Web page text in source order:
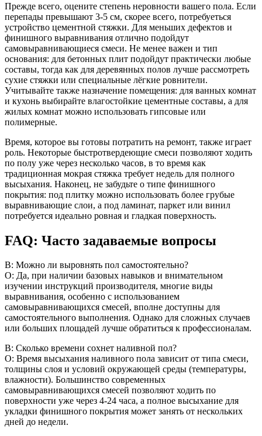
Прежде всего, оцените степень неровности вашего пола. Если
перепады превышают 3-5 см, скорее всего, потребуеться
устройство цементной стяжки. Для меньших дефектов и
финишного выравнивания отлично подойдут
самовыравнивающиеся смеси. Не менее важен и тип
основания: для бетонных плит подойдут практически любые
составы, тогда как для деревянных полов лучше рассмотреть
сухие стяжки или специальные лёгкие ровнители.
Учитывайте также назначение помещения: для ванных комнат
и кухонь выбирайте влагостойкие цементные составы, а для
жилых комнат можно использовать гипсовые или
полимерные.
Время, которое вы готовы потратить на ремонт, также играет
роль. Некоторые быстротвердеющие смеси позволяют ходить
по полу уже через несколько часов, в то время как
традиционная мокрая стяжка требует недель для полного
высыхания. Наконец, не забудьте о типе финишного
покрытия: под плитку можно использовать более грубые
выравнивающие слои, а под ламинат, паркет или винил
потребуется идеально ровная и гладкая поверхность.
FAQ: Часто задаваемые вопросы
В: Можно ли выровнять пол самостоятельно?
О: Да, при наличии базовых навыков и внимательном
изучении инструкций производителя, многие виды
выравнивания, особенно с использованием
самовыравнивающихся смесей, вполне доступны для
самостоятельного выполнения. Однако для сложных случаев
или больших площадей лучше обратиться к профессионалам.
В: Сколько времени сохнет наливной пол?
О: Время высыхания наливного пола зависит от типа смеси,
толщины слоя и условий окружающей среды (температуры,
влажности). Большинство современных
самовыравнивающихся смесей позволяют ходить по
поверхности уже через 4-24 часа, а полное высыхание для
укладки финишного покрытия может занять от нескольких
дней до недели.